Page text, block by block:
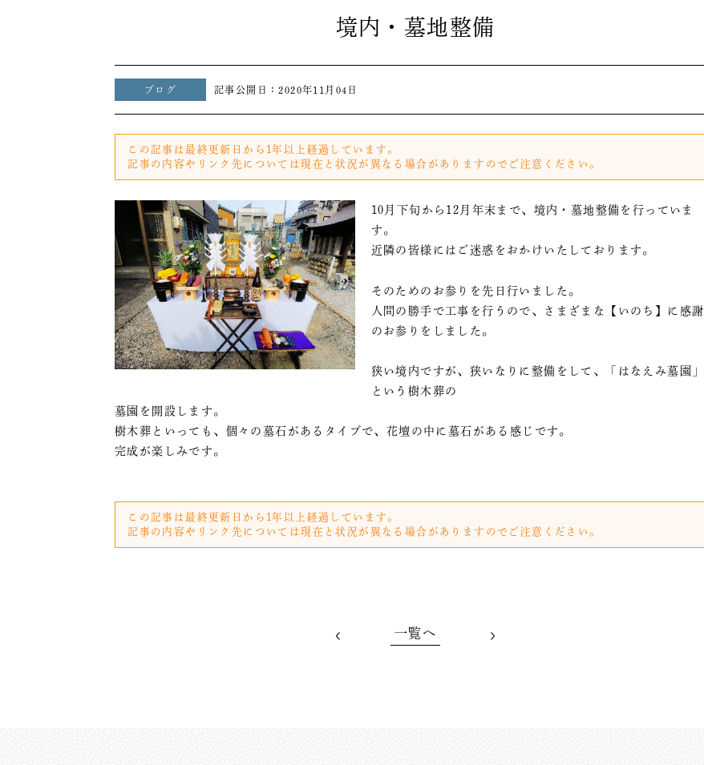
境内・墓地整備
ブログ 記事公開日：2020年11月04日
この記事は最終更新日から1年以上経過しています。
記事の内容やリンク先については現在と状況が異なる場合がありますのでご注意ください。
10月下旬から12月年末まで、境内・墓地整備を行っていま
す。
近隣の皆様にはご迷惑をおかけいたしております。
そのためのお参りを先日行いました。
人間の勝手で工事を行うので、さまざまな【いのち】に感謝
のお参りをしました。
狭い境内ですが、狭いなりに整備をして、「はなえみ墓園」
という樹木葬の
墓園を開設します。
樹木葬といっても、個々の墓石があるタイプで、花壇の中に墓石がある感じです。
完成が楽しみです。
この記事は最終更新日から1年以上経過しています。
記事の内容やリンク先については現在と状況が異なる場合がありますのでご注意ください。
一覧へ